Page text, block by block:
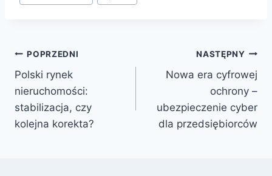
POPRZEDNI
Polski rynek
nieruchomości:
stabilizacja, czy
kolejna korekta?
NASTĘPNY
Nowa era cyfrowej
ochrony –
ubezpieczenie cyber
dla przedsiębiorców